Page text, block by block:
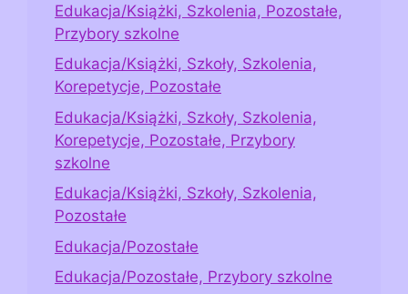
Edukacja/Książki, Szkolenia, Pozostałe,
Przybory szkolne
Edukacja/Książki, Szkoły, Szkolenia,
Korepetycje, Pozostałe
Edukacja/Książki, Szkoły, Szkolenia,
Korepetycje, Pozostałe, Przybory
szkolne
Edukacja/Książki, Szkoły, Szkolenia,
Pozostałe
Edukacja/Pozostałe
Edukacja/Pozostałe, Przybory szkolne